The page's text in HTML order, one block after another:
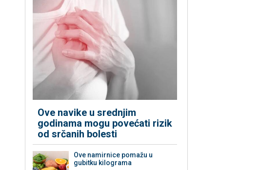
Ove navike u srednjim
godinama mogu povećati rizik
od srčanih bolesti
Ove namirnice pomažu u
gubitku kilograma